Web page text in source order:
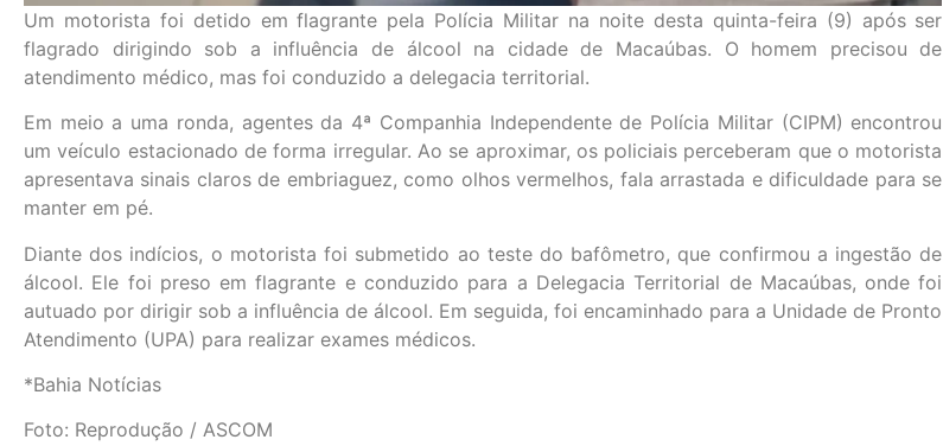
Um motorista foi detido em flagrante pela Polícia Militar na noite desta quinta-feira (9) após ser
flagrado dirigindo sob a influência de álcool na cidade de Macaúbas. O homem precisou de
atendimento médico, mas foi conduzido a delegacia territorial.
Em meio a uma ronda, agentes da 4ª Companhia Independente de Polícia Militar (CIPM) encontrou
um veículo estacionado de forma irregular. Ao se aproximar, os policiais perceberam que o motorista
apresentava sinais claros de embriaguez, como olhos vermelhos, fala arrastada e dificuldade para se
manter em pé.
Diante dos indícios, o motorista foi submetido ao teste do bafômetro, que confirmou a ingestão de
álcool. Ele foi preso em flagrante e conduzido para a Delegacia Territorial de Macaúbas, onde foi
autuado por dirigir sob a influência de álcool. Em seguida, foi encaminhado para a Unidade de Pronto
Atendimento (UPA) para realizar exames médicos.
*Bahia Notícias
Foto: Reprodução / ASCOM